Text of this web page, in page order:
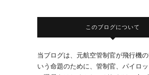
このブログについて
当ブログは、元航空管制官が飛行機
いう命題のために、管制官、パイロ